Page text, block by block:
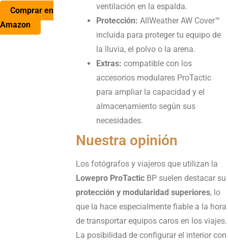
Comprar en
Amazon
ventilación en la espalda.
Protección: AllWeather AW Cover™
incluida para proteger tu equipo de
la lluvia, el polvo o la arena.
Extras: compatible con los
accesorios modulares ProTactic
para ampliar la capacidad y el
almacenamiento según sus
necesidades.
Nuestra opinión
Los fotógrafos y viajeros que utilizan la
Lowepro ProTactic BP suelen destacar su
protección y modularidad superiores, lo
que la hace especialmente fiable a la hora
de transportar equipos caros en los viajes.
La posibilidad de configurar el interior con